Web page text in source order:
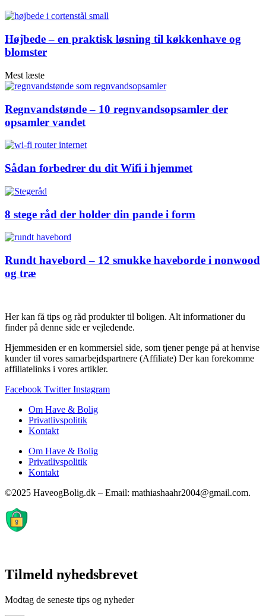
Højbede – en praktisk løsning til køkkenhave og
blomster
Mest læste
Regnvandstønde – 10 regnvandsopsamler der
opsamler vandet
Sådan forbedrer du dit Wifi i hjemmet
8 stege råd der holder din pande i form
Rundt havebord – 12 smukke haveborde i nonwood
og træ
Her kan få tips og råd produkter til boligen. Alt informationer du
finder på denne side er vejledende.
Hjemmesiden er en kommersiel side, som tjener penge på at henvise
kunder til vores samarbejdspartnere (Affiliate) Der kan forekomme
affiliatelinks i vores artikler.
Facebook Twitter Instagram
Om Have & Bolig
Privatlivspolitik
Kontakt
Om Have & Bolig
Privatlivspolitik
Kontakt
©2025 HaveogBolig.dk – Email: mathiashaahr2004@gmail.com.
Tilmeld nyhedsbrevet
Modtag de seneste tips og nyheder